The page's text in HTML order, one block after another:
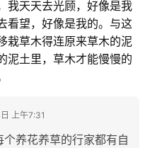
我天天去光顾，好像是我
看望，好像是我的。与这
栽草木得连原来草木的泥
泥土里，草木才能慢慢的
上午7:31
个养花养草的行家都有自